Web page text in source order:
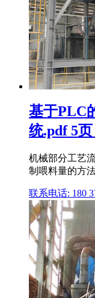
基于PLC
统.pdf 5
机械部分工艺
制喂料量的方
联系电话: 180